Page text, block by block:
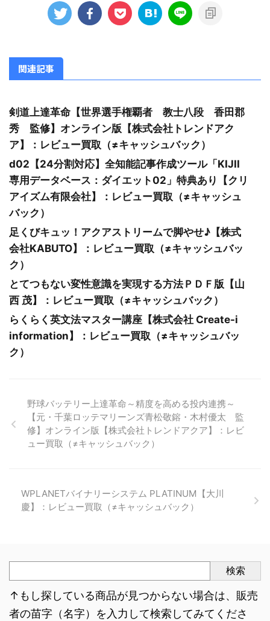
関連記事
剣道上達革命【世界選手権覇者 教士八段 香田郡
秀 監修】オンライン版【株式会社トレンドアク
ア】：レビュー買取（≠キャッシュバック）
d02【24分割対応】全知能記事作成ツール「KIJII
専用データベース：ダイエット02」特典あり【クリ
アイズム有限会社】：レビュー買取（≠キャッシュ
バック）
足くびキュッ！アクアストリームで脚やせ♪【株式
会社KABUTO】：レビュー買取（≠キャッシュバッ
ク）
とてつもない変性意識を実現する方法ＰＤＦ版【山
西 茂】：レビュー買取（≠キャッシュバック）
らくらく英文法マスター講座【株式会社 Create-i
information】：レビュー買取（≠キャッシュバッ
ク）
野球バッテリー上達革命～精度を高める投内連携～
【元・千葉ロッテマリーンズ青松敬鎔・木村優太 監
修】オンライン版【株式会社トレンドアクア】：レビ
ュー買取（≠キャッシュバック）
WPLANETバイナリーシステム PLATINUM【大川
慶】：レビュー買取（≠キャッシュバック）
検索
↑もし探している商品が見つからない場合は、販売
者の苗字（名字）を入力して検索してみてくださ